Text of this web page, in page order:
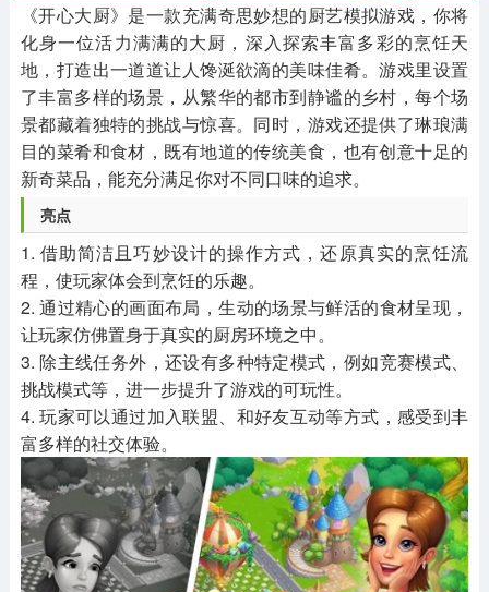
其他
981款应用
末日游戏
1405款应用
pc游戏
3443款应用
游戏攻略
63款应用
软件教程
8款应用
热点新闻
8款应用
《开心大厨》是一款充满奇思妙想的厨艺模拟游戏，你将
化身一位活力满满的大厨，深入探索丰富多彩的烹饪天
地，打造出一道道让人馋涎欲滴的美味佳肴。游戏里设置
了丰富多样的场景，从繁华的都市到静谧的乡村，每个场
景都藏着独特的挑战与惊喜。同时，游戏还提供了琳琅满
目的菜肴和食材，既有地道的传统美食，也有创意十足的
新奇菜品，能充分满足你对不同口味的追求。
亮点
1. 借助简洁且巧妙设计的操作方式，还原真实的烹饪流
程，使玩家体会到烹饪的乐趣。
2. 通过精心的画面布局，生动的场景与鲜活的食材呈现，
让玩家仿佛置身于真实的厨房环境之中。
3. 除主线任务外，还设有多种特定模式，例如竞赛模式、
挑战模式等，进一步提升了游戏的可玩性。
4. 玩家可以通过加入联盟、和好友互动等方式，感受到丰
富多样的社交体验。